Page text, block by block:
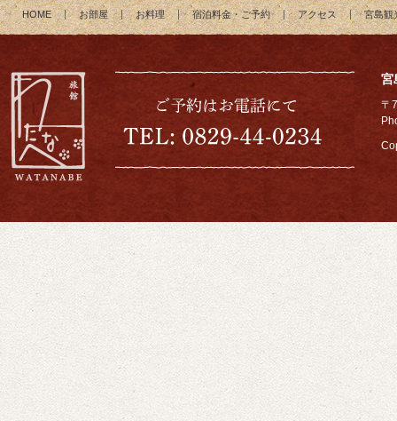
HOME お部屋 お料理 宿泊料金・ご予約 アクセス 宮島観
宮
〒